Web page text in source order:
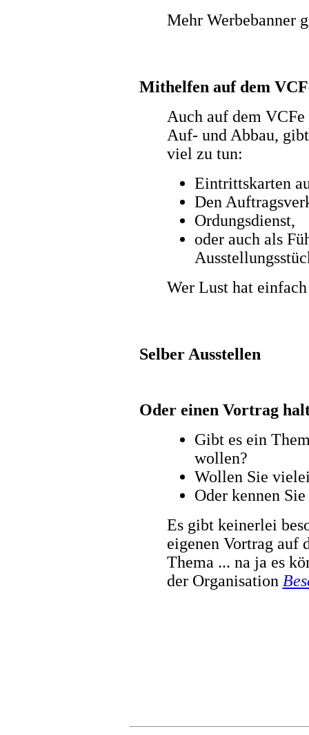
Mehr Werbebanner
Mithelfen auf dem
Auch auf dem
Auf- und Abbau,
viel zu tun:
Eintrittskarten
Den
Ordungsdienst,
oder auch als
Wer Lust hat
Selber Ausstellen
Oder einen Vortrag
Gibt es ein
wollen?
Wollen Sie
Oder kennen
Es gibt keinerlei
eigenen Vortrag auf
Thema ... na ja es
der Organisation